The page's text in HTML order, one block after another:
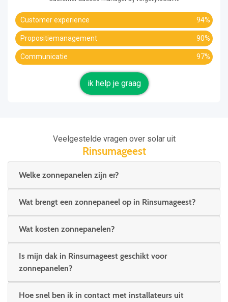
Customer experience 94%
Propositiemanagement 90%
Communicatie 97%
ik help je graag
Veelgestelde vragen over solar uit
Rinsumageest
Welke zonnepanelen zijn er?
Wat brengt een zonnepaneel op in Rinsumageest?
Wat kosten zonnepanelen?
Is mijn dak in Rinsumageest geschikt voor
zonnepanelen?
Hoe snel ben ik in contact met installateurs uit